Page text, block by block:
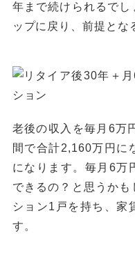
年まで続けられるで
ップに戻り、前提とな
老後の収入を毎月6万
間で合計2,160万円に
になります。毎月6万
できるの？と思うか
ション1戸を持ち、家
す。